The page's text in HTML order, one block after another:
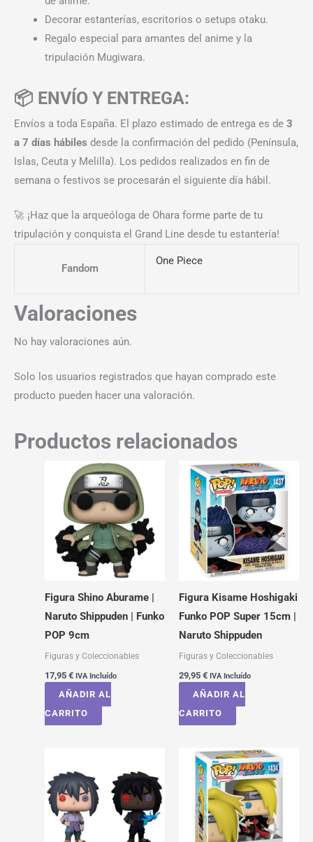
Decorar estanterías, escritorios o setups otaku.
Regalo especial para amantes del anime y la
tripulación Mugiwara.
📦 ENVÍO Y ENTREGA:
Envíos a toda España. El plazo estimado de entrega es de 3
a 7 días hábiles desde la confirmación del pedido (Península,
Islas, Ceuta y Melilla). Los pedidos realizados en fin de
semana o festivos se procesarán el siguiente día hábil.
🚀 ¡Haz que la arqueóloga de Ohara forme parte de tu
tripulación y conquista el Grand Line desde tu estantería!
Fandom
One Piece
Valoraciones
No hay valoraciones aún.
Solo los usuarios registrados que hayan comprado este
producto pueden hacer una valoración.
Productos relacionados
Figura Shino Aburame |
Naruto Shippuden | Funko
POP 9cm
Figuras y Coleccionables
17,95 € IVA Incluído
AÑADIR AL
CARRITO
Figura Kisame Hoshigaki
Funko POP Super 15cm |
Naruto Shippuden
Figuras y Coleccionables
29,95 € IVA Incluído
AÑADIR AL
CARRITO